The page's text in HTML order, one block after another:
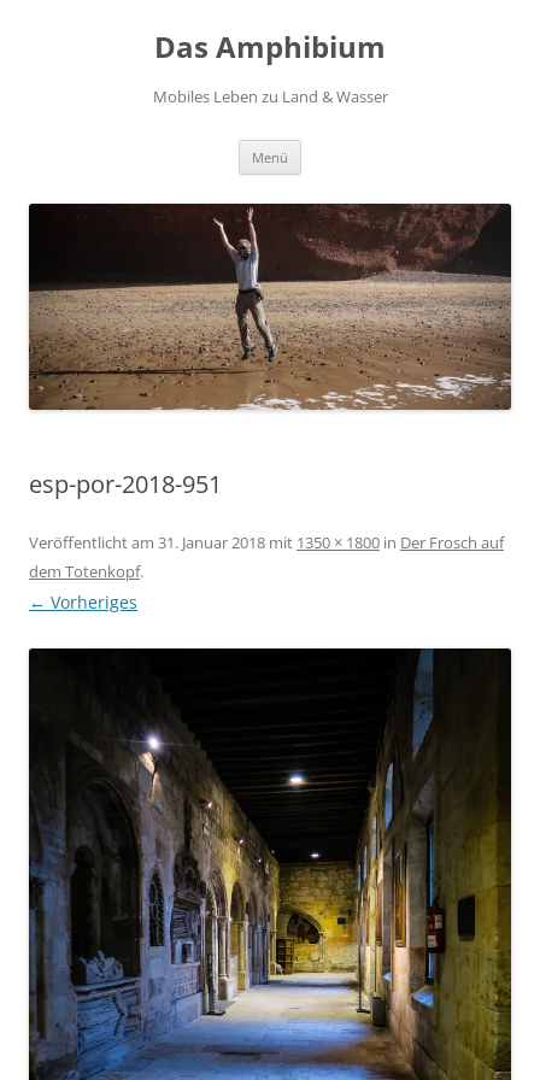
Das Amphibium
Mobiles Leben zu Land & Wasser
Menü
esp-por-2018-951
Veröffentlicht am 31. Januar 2018 mit 1350 × 1800 in Der Frosch auf
dem Totenkopf.
← Vorheriges